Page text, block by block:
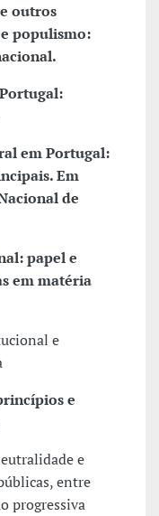
outros
populismo:
em Portugal:
Em
de
papel e
em matéria
e
e
e
entre
progressiva